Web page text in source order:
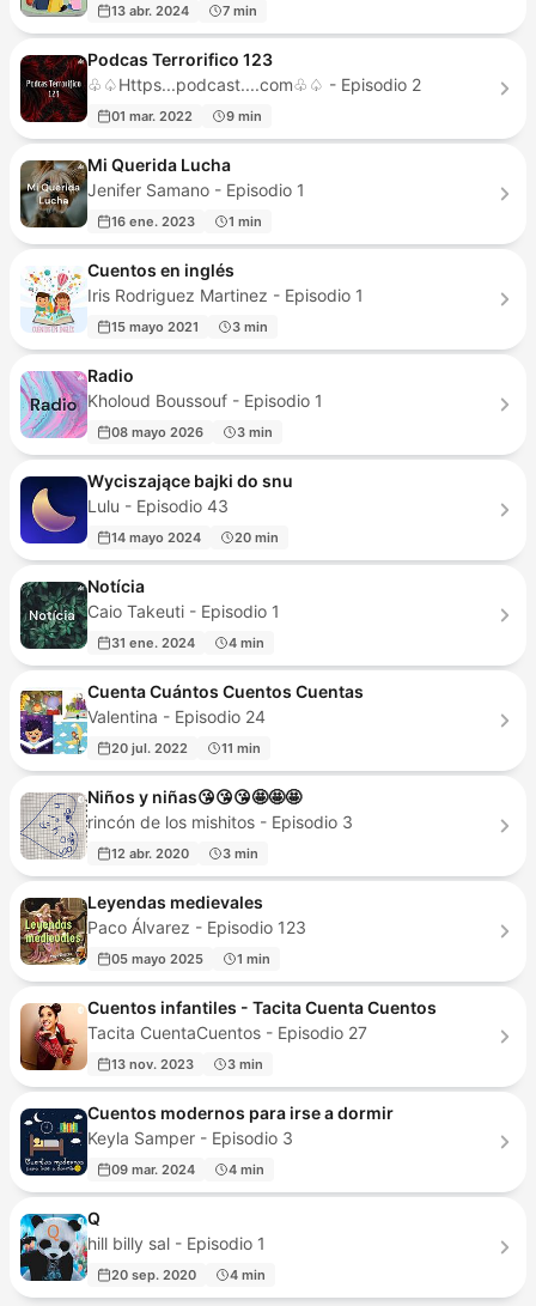
13 abr. 2024 7 min
Podcas Terrorifico 123
♧♤Https...podcast....com♧♤ - Episodio 2
01 mar. 2022 9 min
Mi Querida Lucha
Jenifer Samano - Episodio 1
16 ene. 2023 1 min
Cuentos en inglés
Iris Rodriguez Martinez - Episodio 1
15 mayo 2021 3 min
Radio
Kholoud Boussouf - Episodio 1
08 mayo 2026 3 min
Wyciszające bajki do snu
Lulu - Episodio 43
14 mayo 2024 20 min
Notícia
Caio Takeuti - Episodio 1
31 ene. 2024 4 min
Cuenta Cuántos Cuentos Cuentas
Valentina - Episodio 24
20 jul. 2022 11 min
Niños y niñas😘😘😘🤩🤩🤩
rincón de los mishitos - Episodio 3
12 abr. 2020 3 min
Leyendas medievales
Paco Álvarez - Episodio 123
05 mayo 2025 1 min
Cuentos infantiles - Tacita Cuenta Cuentos
Tacita CuentaCuentos - Episodio 27
13 nov. 2023 3 min
Cuentos modernos para irse a dormir
Keyla Samper - Episodio 3
09 mar. 2024 4 min
Q
hill billy sal - Episodio 1
20 sep. 2020 4 min